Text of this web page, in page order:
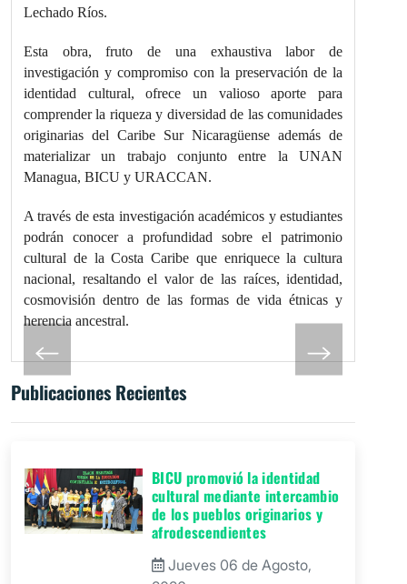
Lechado Ríos.
Esta obra, fruto de una exhaustiva labor de
investigación y compromiso con la preservación de la
identidad cultural, ofrece un valioso aporte para
comprender la riqueza y diversidad de las comunidades
originarias del Caribe Sur Nicaragüense además de
materializar un trabajo conjunto entre la UNAN
Managua, BICU y URACCAN.
A través de esta investigación académicos y estudiantes
podrán conocer a profundidad sobre el patrimonio
cultural de la Costa Caribe que enriquece la cultura
nacional, resaltando el valor de las raíces, identidad,
cosmovisión dentro de las formas de vida étnicas y
herencia ancestral.
Publicaciones Recientes
BICU promovió la identidad
cultural mediante intercambio
de los pueblos originarios y
afrodescendientes
Jueves 06 de Agosto,